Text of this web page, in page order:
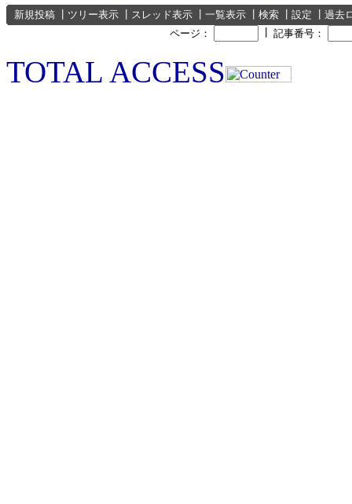
新規投稿 ツリー表示 スレッド表示 一覧表示 検索 設定
過去
ページ：
記事番号：
TOTAL ACCESS